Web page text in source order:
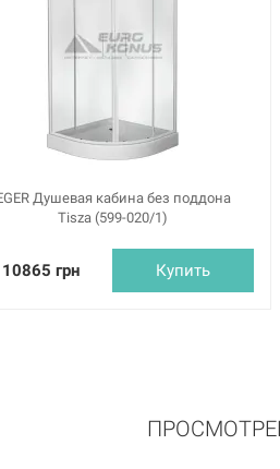
Душевая кабина без поддона
Tisza (599-020/1)
10865 грн Купить